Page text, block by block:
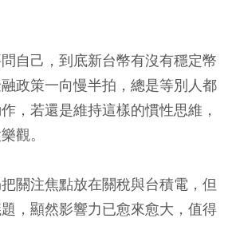
自己，到底新台幣有沒有穩定幣
政策一向慢半拍，總是等別人都
，若還是維持這樣的慣性思維，
觀。
關注焦點放在關稅與台積電，但
，顯然影響力已愈來愈大，值得